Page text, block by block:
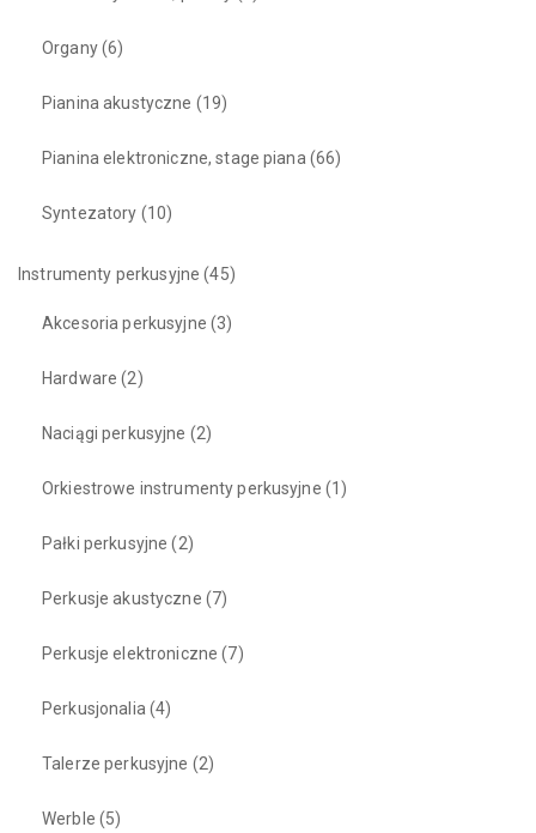
Organy(6)
Pianina akustyczne (19)
Pianina elektroniczne, stage piana (66)
Syntezatory (10)
Instrumenty perkusyjne (45)
Akcesoria perkusyjne (3)
Hardware (2)
Naciągi perkusyjne (2)
Orkiestrowe instrumenty perkusyjne (1)
Pałki perkusyjne (2)
Perkusje akustyczne (7)
Perkusje elektroniczne (7)
Perkusjonalia (4)
Talerze perkusyjne (2)
Werble (5)